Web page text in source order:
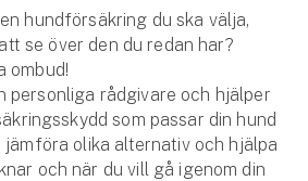
hundförsäkring du ska välja,
se över den du redan har?
ombud!
personliga rådgivare och hjälper
som passar din hund
jämföra olika alternativ och hjälpa
och när du vill gå igenom din